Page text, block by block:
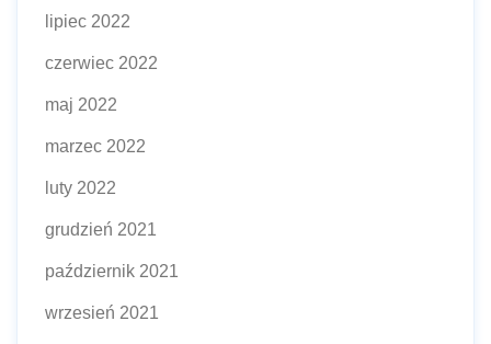
lipiec 2022
czerwiec 2022
maj 2022
marzec 2022
luty 2022
grudzień 2021
październik 2021
wrzesień 2021